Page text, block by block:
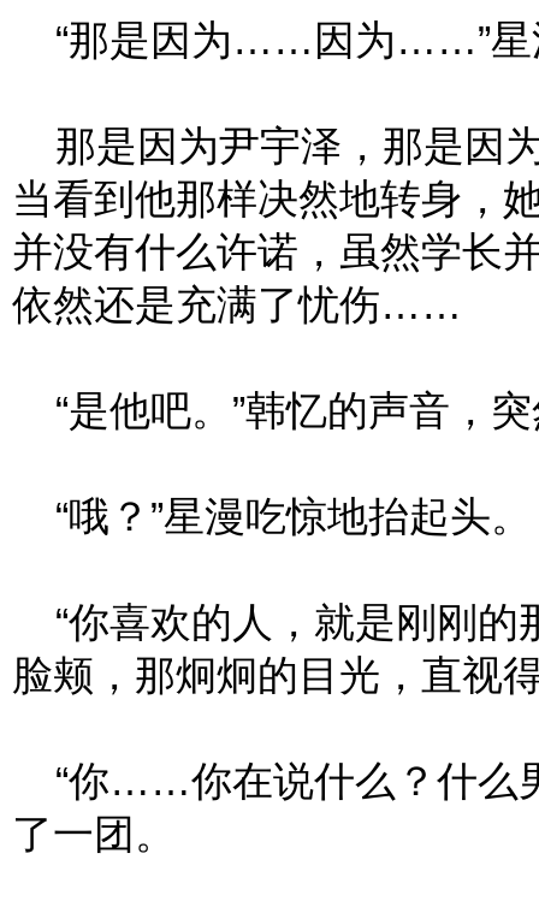
“那是因为……因为……”星
那是因为尹宇泽，那是因
当看到他那样决然地转身，
并没有什么许诺，虽然学长
依然还是充满了忧伤……
“是他吧。”韩忆的声音，
“哦？”星漫吃惊地抬起头。
“你喜欢的人，就是刚刚的
脸颊，那炯炯的目光，直视
“你……你在说什么？什么
了一团。